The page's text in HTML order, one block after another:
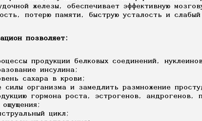
железы, обеспечивает эффективную
потерю памяти, быструю усталость и
позволяет:
продукции белковых соединений,
инсулина;
сахара в крови;
силы организма и замедлить размножение
гормона роста, эстрогенов, андрогенов,
цикл;